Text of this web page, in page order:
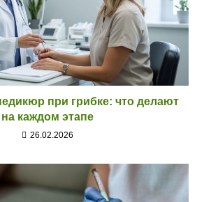
при грибке: что делают
на каждом этапе
26.02.2026